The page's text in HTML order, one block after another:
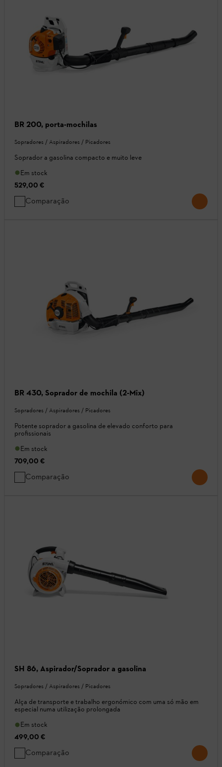
BR 200, porta-mochilas
Sopradores / Aspiradores / Picadores
Soprador a gasolina compacto e muito leve
Em stock
529,00 €
Comparação
BR 430, Soprador de mochila (2-Mix)
Sopradores / Aspiradores / Picadores
Potente soprador a gasolina de elevado conforto para
profissionais
Em stock
709,00 €
Comparação
SH 86, Aspirador/Soprador a gasolina
Sopradores / Aspiradores / Picadores
Alça de transporte e trabalho ergonómico com uma só mão em
especial numa utilização prolongada
Em stock
499,00 €
Comparação